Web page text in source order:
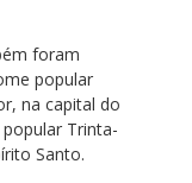
foram
popular
na capital do
Trinta-
Santo.